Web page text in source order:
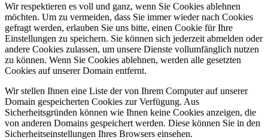
Wir respektieren es voll und ganz, wenn Sie Cookies ablehnen
möchten. Um zu vermeiden, dass Sie immer wieder nach Cookies
gefragt werden, erlauben Sie uns bitte, einen Cookie für Ihre
Einstellungen zu speichern. Sie können sich jederzeit abmelden oder
andere Cookies zulassen, um unsere Dienste vollumfänglich nutzen
zu können. Wenn Sie Cookies ablehnen, werden alle gesetzten
Cookies auf unserer Domain entfernt.
Wir stellen Ihnen eine Liste der von Ihrem Computer auf unserer
Domain gespeicherten Cookies zur Verfügung. Aus
Sicherheitsgründen können wie Ihnen keine Cookies anzeigen, die
von anderen Domains gespeichert werden. Diese können Sie in den
Sicherheitseinstellungen Ihres Browsers einsehen.